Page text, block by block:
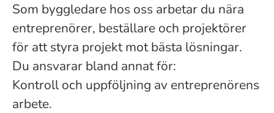
Som byggledare hos oss arbetar du nära
entreprenörer, beställare och projektörer
för att styra projekt mot bästa lösningar.
Du ansvarar bland annat för:
Kontroll och uppföljning av entreprenörens
arbete.